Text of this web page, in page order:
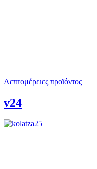
Λεπτομέρειες προϊόντος
v24